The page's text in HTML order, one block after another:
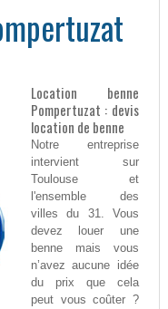
Location benne
Pompertuzat : devis
location de benne
Notre entreprise
intervient sur
Toulouse et
l'ensemble des
villes du 31. Vous
devez louer une
benne mais vous
n’avez aucune idée
du prix que cela
peut vous coûter ?